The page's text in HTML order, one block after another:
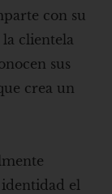
con su
clientela
sus
crea un
el